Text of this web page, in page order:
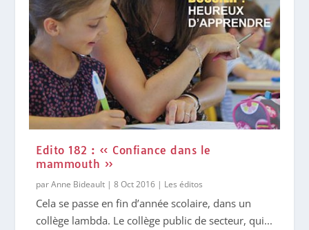
Edito 182 : « Confiance dans le
mammouth »
parAnne Bideault |8 Oct 2016 | Les éditos
Cela se passe en fin d’année scolaire, dans un
collège lambda. Le collège public de secteur, qui...